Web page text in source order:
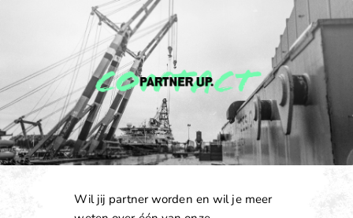
Wil jij partner worden en wil je meer